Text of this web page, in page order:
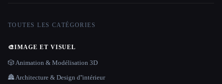
TOUTES LES CATÉGORIES
🎨IMAGE ET VISUEL
🎲 Animation & Modélisation 3D
🏯 Architecture & Design d''intérieur